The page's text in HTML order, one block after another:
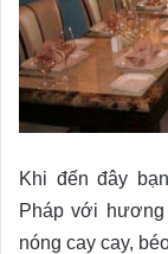
Khi đến đây
Pháp với
nóng cay cay,